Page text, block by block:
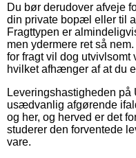
Du bør derudover afveje
din private bopæl eller til
Fragttypen er
men ydermere ret så
for fragt vil dog
hvilket afhænger af at du
Leveringshastigheden
usædvanlig afgørende
og her, og herved er det
studerer den forventede
vare.